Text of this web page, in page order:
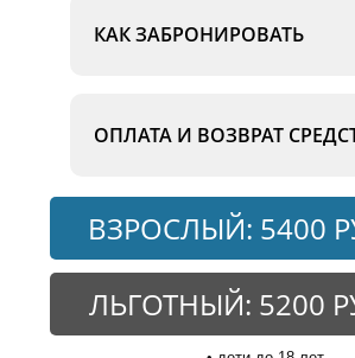
КАК ЗАБРОНИРОВАТЬ
ОПЛАТА И ВОЗВРАТ
ВЗРОСЛЫЙ: 5400
ЛЬГОТНЫЙ: 5200